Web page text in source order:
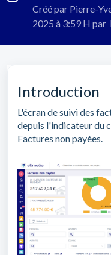
Créé par Pierre-
2025 à 3:59 H par
Introduction
L'écran de suivi des
depuis l'indicateur du
Factures non payées.